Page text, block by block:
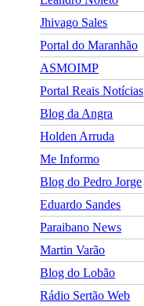
Jhivago Sales
Portal do Maranhão
ASMOIMP
Portal Reais Notí­cias
Blog da Angra
Holden Arruda
Me Informo
Blog do Pedro Jorge
Eduardo Sandes
Paraibano News
Martin Varão
Blog do Lobão
Rádio Sertão Web